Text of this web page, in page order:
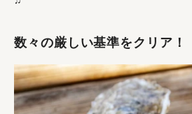
数々の厳しい基準をクリア！